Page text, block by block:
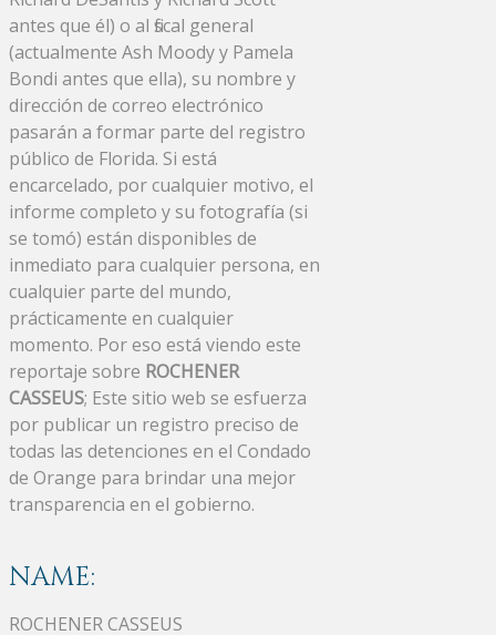
antes que él) o al fiscal general
(actualmente Ash Moody y Pamela
Bondi antes que ella), su nombre y
dirección de correo electrónico
pasarán a formar parte del registro
público de Florida. Si está
encarcelado, por cualquier motivo, el
informe completo y su fotografía (si
se tomó) están disponibles de
inmediato para cualquier persona, en
cualquier parte del mundo,
prácticamente en cualquier
momento. Por eso está viendo este
reportaje sobre ROCHENER
CASSEUS; Este sitio web se esfuerza
por publicar un registro preciso de
todas las detenciones en el Condado
de Orange para brindar una mejor
transparencia en el gobierno.
NAME:
ROCHENER CASSEUS